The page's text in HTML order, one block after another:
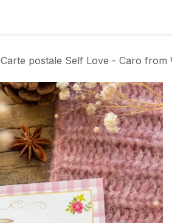
Carte postale Self Love - Caro from